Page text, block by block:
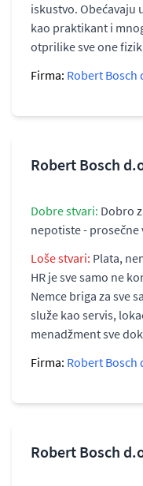
iskustvo. Obećavaju
kao praktikant i
otprilike sve one
Firma: Robert Bosch
Robert Bosch
Dobre stvari: Dobro
nepotiste - prosečne
Loše stvari: Plata,
HR je sve samo ne
Nemce briga za sve
služe kao servis,
menadžment sve
Firma: Robert Bosch
Robert Bosch